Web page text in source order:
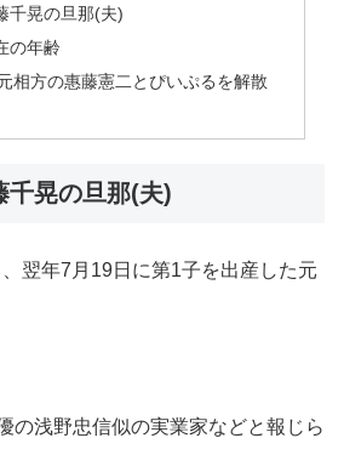
千晃の旦那(夫)
の年齢
相方の惠藤憲二とぴいぷるを解散
千晃の旦那(夫)
翌年7月19日に第1子を出産した元
の浅野忠信似の実業家などと報じら